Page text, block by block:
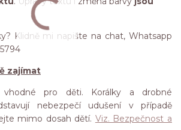
Klidně mi napište na chat, Whatsapp
zajímat
vhodné pro děti. Korálky a drobné
nebezpečí udušení v případě
mimo dosah dětí. Viz. Bezpečnost a